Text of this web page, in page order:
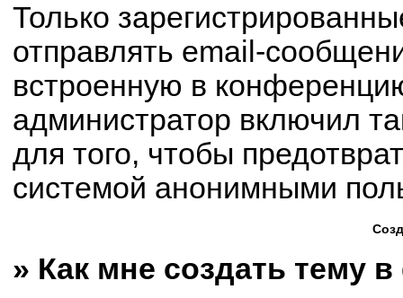
Только
отправлять email-
встроенную в
администратор включил
для того, чтобы
системой анонимными
» Как мне создать тему